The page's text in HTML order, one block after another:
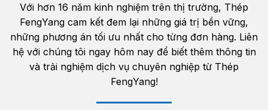
Với hơn 16 năm kinh nghiệm trên thị trường, Thép
FengYang cam kết đem lại những giá trị bền vững,
những phương án tối ưu nhất cho từng đơn hàng. Liên
hệ với chúng tôi ngay hôm nay để biết thêm thông tin
và trải nghiệm dịch vụ chuyên nghiệp từ Thép
FengYang!